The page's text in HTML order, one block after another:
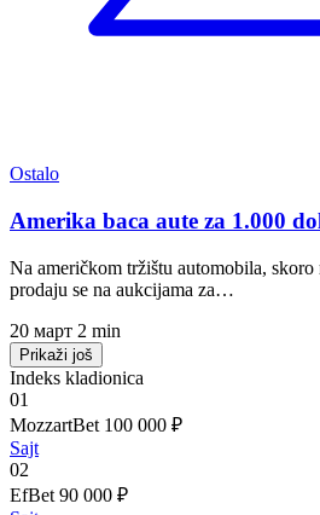
Ostalo
Amerika baca aute za 1.000
Na američkom tržištu automobila,
prodaju se na aukcijama za…
20 март 2 min
Prikaži još
Indeks kladionica
01
MozzartBet 100 000 ₽
Sajt
02
EfBet 90 000 ₽